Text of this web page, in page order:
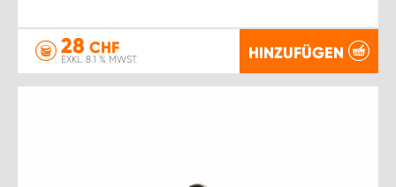
28 CHF
EXKL. 8.1 % MWST. HINZUFÜGEN